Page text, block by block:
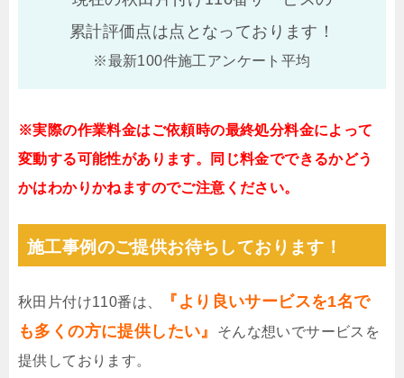
累計評価点は点となっております！
※最新100件施工アンケート平均
※実際の作業料金はご依頼時の最終処分料金によって
変動する可能性があります。同じ料金でできるかどう
かはわかりかねますのでご注意ください。
施工事例のご提供お待ちしております！
秋田片付け110番は、
『より良いサービスを1名で
も多くの方に提供したい』
そんな想いでサービスを
提供しております。